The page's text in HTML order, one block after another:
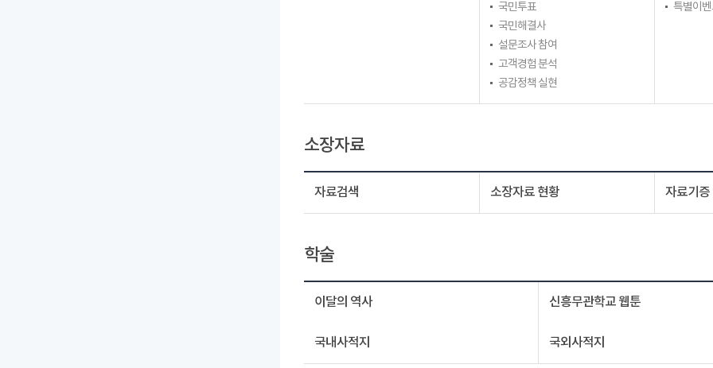
국민투표
국민해결사
설문조사 참여
고객경험 분석
공감정책 실현
특별이
소장자료
자료검색 소장자료 현황 자료기증
학술
이달의 역사 신흥무관학교 웹툰
국내사적지 국외사적지